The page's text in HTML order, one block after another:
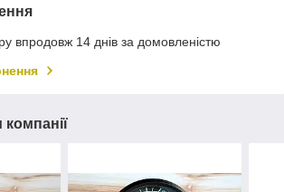
впродовж 14 днів за домовленістю
компанії